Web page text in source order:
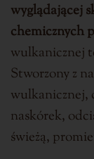
wyglądającej
chemicznych
wulkanicznej
Stworzony z
wulkanicznej,
naskórek,
świeżą,